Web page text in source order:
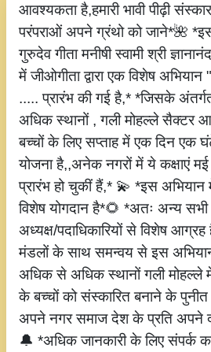
आवश्यकता है,हमारी भावी पीढ़ी
परंपराओं अपने ग्रंथो को जाने*🌺
गुरुदेव गीता मनीषी स्वामी श्री
में जीओगीता द्वारा एक विशेष
..... प्रारंभ की गई है,* *जिसके
अधिक स्थानों , गली मोहल्ले सैक्टर
बच्चों के लिए सप्ताह में एक दिन एक
योजना है,,अनेक नगरों में ये कक्षाएं
प्रारंभ हो चुकीं हैं,* 💫 *इस अभियान
विशेष योगदान है*🌻 *अतः अन्य
अध्यक्ष/पदाधिकारियों से विशेष
मंडलों के साथ समन्वय से इस
अधिक से अधिक स्थानों गली मोहल्ले
के बच्चों को संस्कारित बनाने के
अपने नगर समाज देश के प्रति अपने
🔔 *अधिक जानकारी के लिए संपर्क